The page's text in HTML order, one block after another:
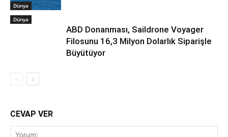
Dünya
Dünya
ABD Donanması, Saildrone Voyager
Filosunu 16,3 Milyon Dolarlık Siparişle
Büyütüyor
CEVAP VER